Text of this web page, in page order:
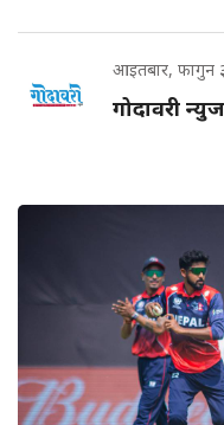
आइतबार, फागुन
गोदावरी न्युज